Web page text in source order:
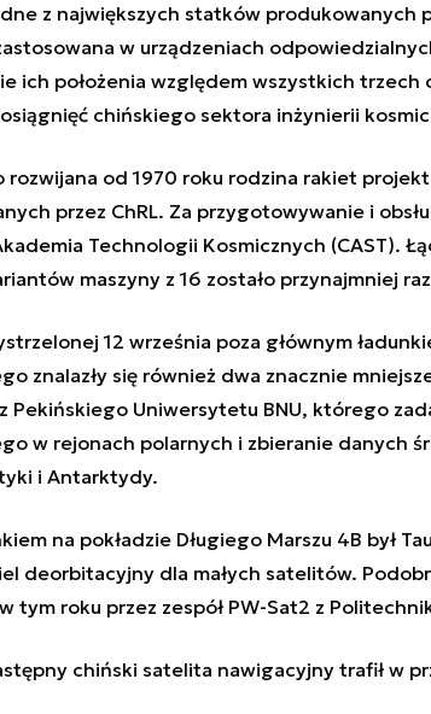
z największych statków produkowanych
w urządzeniach
ich położenia względem wszystkich trzech
chińskiego sektora inżynierii
rozwijana od 1970 roku rodzina rakiet
przez ChRL. Za przygotowywanie i
Technologii Kosmicznych (CAST).
maszyny z 16 zostało przynajmniej
12 września poza głównym
znalazły się również dwa znacznie
Pekińskiego Uniwersytetu BNU, którego
w rejonach polarnych i zbieranie danych
i Antarktydy.
na pokładzie Długiego Marszu 4B był
deorbitacyjny dla małych satelitów.
tym roku przez zespół PW-Sat2 z
chiński satelita nawigacyjny trafił w